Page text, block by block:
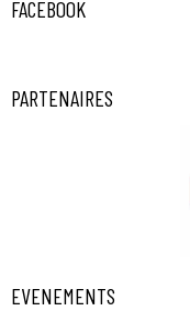
FACEBOOK
PARTENAIRES
EVENEMENTS